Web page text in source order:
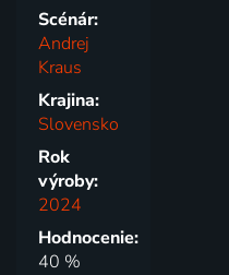
Scénár:
Andrej
Kraus
Krajina:
Slovensko
Rok
výroby:
2024
Hodnocenie:
40 %